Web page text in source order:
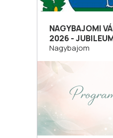
NAGYBAJOMI
2026 -
Nagybajom